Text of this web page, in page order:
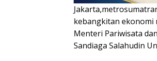
kebangkitan ekonomi
Menteri Pariwisata
Sandiaga Salahudin